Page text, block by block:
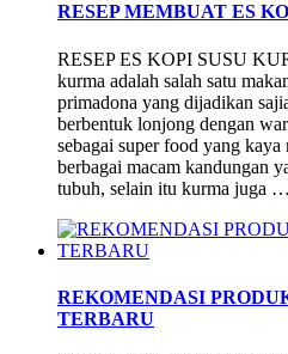
RESEP MEMBUAT ES
RESEP ES KOPI SUSU
kurma adalah salah satu
primadona yang dijadikan
berbentuk lonjong dengan
sebagai super food yang
berbagai macam kandungan
tubuh, selain itu kurma juga …
REKOMENDASI
TERBARU